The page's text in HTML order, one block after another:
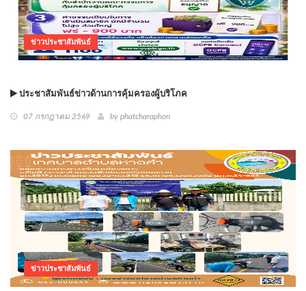
ข่าวประชาสัมพันธ์
ประชาสัมพันธ์ข่าวด้านการคุ้มครองผู้บริโภค
07 กรกฎาคม 2569 by phatcharaphon
ข่าวประชาสัมพันธ์